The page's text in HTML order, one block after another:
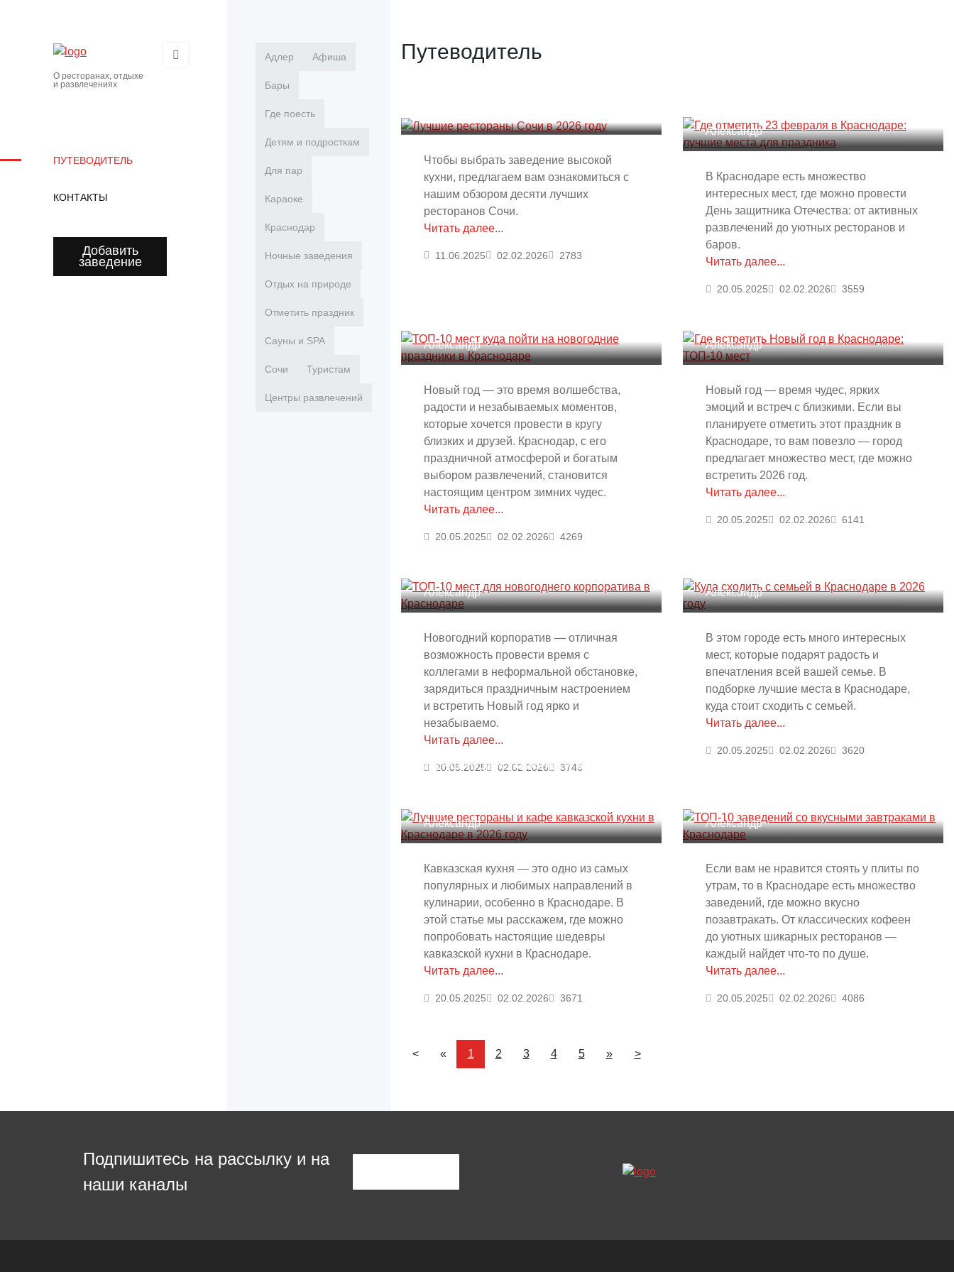
О ресторанах, отдыхе
и развлечениях
ПУТЕВОДИТЕЛЬ
КОНТАКТЫ
Добавить
заведение
Адлер Афиша
Бары
Где поесть
Детям и подросткам
Для пар
Караоке
Краснодар
Ночные заведения
Отдых на природе
Отметить праздник
Сауны и SPA
Сочи Туристам
Центры развлечений
Путеводитель
Чтобы выбрать заведение высокой
кухни, предлагаем вам ознакомиться с
нашим обзором десяти лучших
ресторанов Сочи.
Читать далее...
11.06.2025 02.02.2026 2783
Александр
В Краснодаре есть множество
интересных мест, где можно провести
День защитника Отечества: от активных
развлечений до уютных ресторанов и
баров.
Читать далее...
20.05.2025 02.02.2026 3559
Александр
Новый год — это время волшебства,
радости и незабываемых моментов,
которые хочется провести в кругу
близких и друзей. Краснодар, с его
праздничной атмосферой и богатым
выбором развлечений, становится
настоящим центром зимних чудес.
Читать далее...
20.05.2025 02.02.2026 4269
Александр
Новый год — время чудес, ярких
эмоций и встреч с близкими. Если вы
планируете отметить этот праздник в
Краснодаре, то вам повезло — город
предлагает множество мест, где можно
встретить 2026 год.
Читать далее...
20.05.2025 02.02.2026 6141
Александр
Новогодний корпоратив — отличная
возможность провести время с
коллегами в неформальной обстановке,
зарядиться праздничным настроением
и встретить Новый год ярко и
незабываемо.
Читать далее...
20.05.2025 02.02.2026 3746
Александр
В этом городе есть много интересных
мест, которые подарят радость и
впечатления всей вашей семье. В
подборке лучшие места в Краснодаре,
куда стоит сходить с семьей.
Читать далее...
20.05.2025 02.02.2026 3620
Лучшие рестораны и кафе
Александр
Кавказская кухня — это одно из самых
популярных и любимых направлений в
кулинарии, особенно в Краснодаре. В
этой статье мы расскажем, где можно
попробовать настоящие шедевры
кавказской кухни в Краснодаре.
Читать далее...
20.05.2025 02.02.2026 3671
Александр
Если вам не нравится стоять у плиты по
утрам, то в Краснодаре есть множество
заведений, где можно вкусно
позавтракать. От классических кофеен
до уютных шикарных ресторанов —
каждый найдет что-то по душе.
Читать далее...
20.05.2025 02.02.2026 4086
< « 1 2 3 4 5 » >
Подпишитесь на рассылку и на
наши каналы